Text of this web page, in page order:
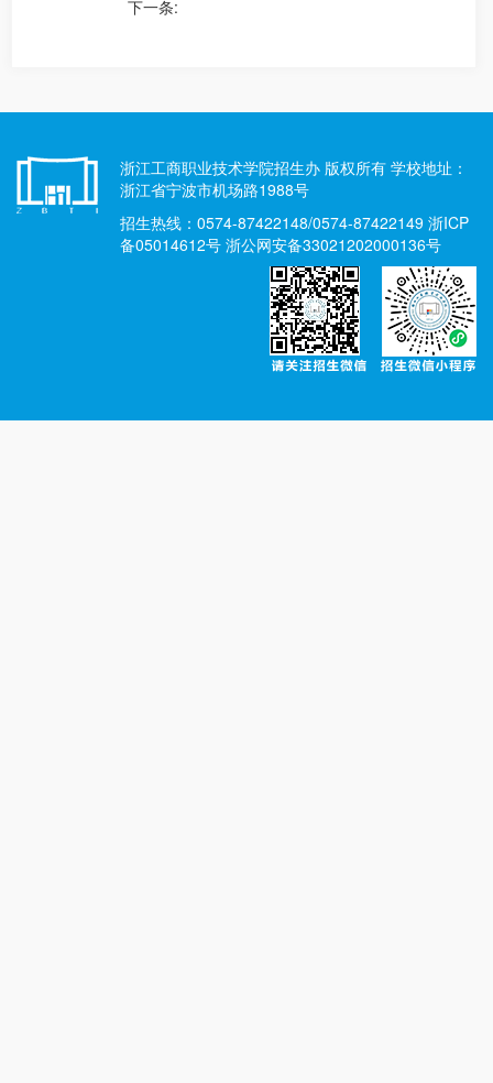
下一条:
浙江工商职业技术学院招生办 版权所有 学校地址：
浙江省宁波市机场路1988号
招生热线：0574-87422148/0574-87422149 浙ICP
备05014612号 浙公网安备33021202000136号